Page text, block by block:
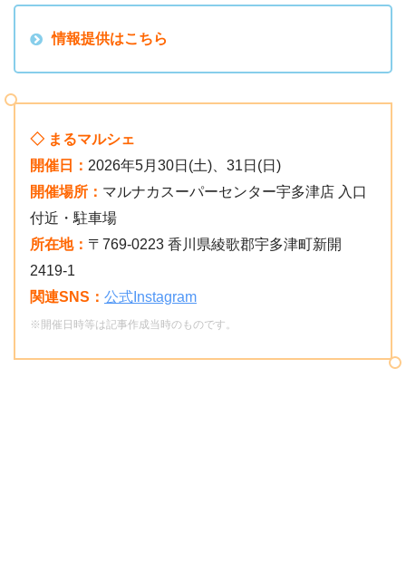
情報提供はこちら
◇ まるマルシェ
開催日： 2026年5月30日(土)、31日(日)
開催場所： マルナカスーパーセンター宇多津店 入口
付近・駐車場
所在地： 〒769-0223 香川県綾歌郡宇多津町新開
2419-1
関連SNS： 公式Instagram
※開催日時等は記事作成当時のものです。